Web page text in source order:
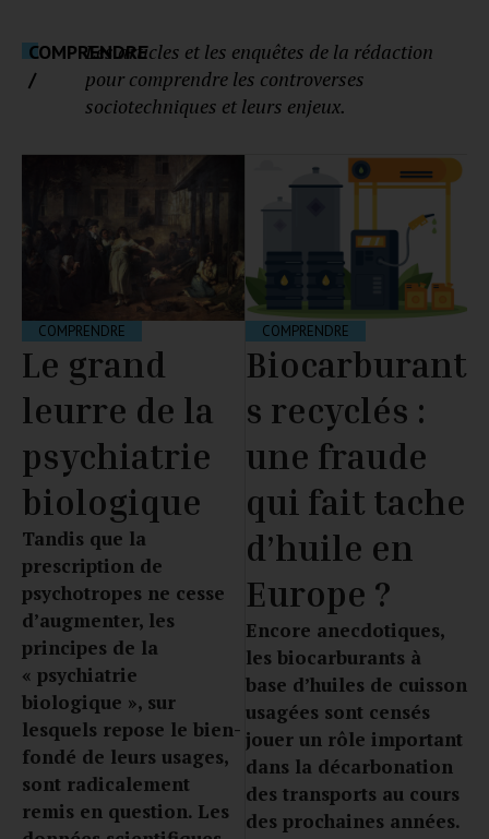
COMPRENDRE
/
Les articles et les enquêtes de la rédaction
pour comprendre les controverses
sociotechniques et leurs enjeux.
COMPRENDRE
Le grand
leurre de la
psychiatrie
biologique
Tandis que la
prescription de
psychotropes ne cesse
d’augmenter, les
principes de la
« psychiatrie
biologique », sur
lesquels repose le bien-
fondé de leurs usages,
sont radicalement
remis en question. Les
COMPRENDRE
Biocarburant
s recyclés :
une fraude
qui fait tache
d’huile en
Europe ?
Encore anecdotiques,
les biocarburants à
base d’huiles de cuisson
usagées sont censés
jouer un rôle important
dans la décarbonation
des transports au cours
des prochaines années.